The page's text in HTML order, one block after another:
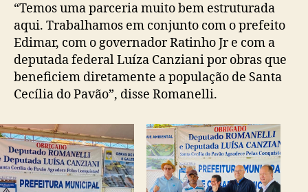
“Temos uma parceria muito bem estruturada
aqui. Trabalhamos em conjunto com o prefeito
Edimar, com o governador Ratinho Jr e com a
deputada federal Luíza Canziani por obras que
beneficiem diretamente a população de Santa
Cecília do Pavão”, disse Romanelli.